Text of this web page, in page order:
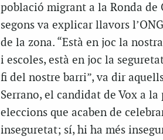
població migrant a la Ronda de
segons va explicar llavors
de la zona. “Està en joc la
i escoles, està en joc la
fi del nostre barri”, va dir
Serrano, el candidat de Vox a
eleccions que acaben de
inseguretat; sí, hi ha més